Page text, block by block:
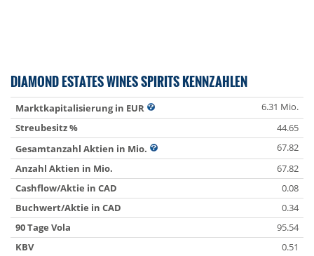
DIAMOND ESTATES WINES SPIRITS KENNZAHLEN
Marktkapitalisierung in EUR
6.31 Mio.
Streubesitz %
44.65
Gesamtanzahl Aktien in Mio.
67.82
Anzahl Aktien in Mio.
67.82
Cashflow/Aktie in CAD
0.08
Buchwert/Aktie in CAD
0.34
90 Tage Vola
95.54
KBV
0.51